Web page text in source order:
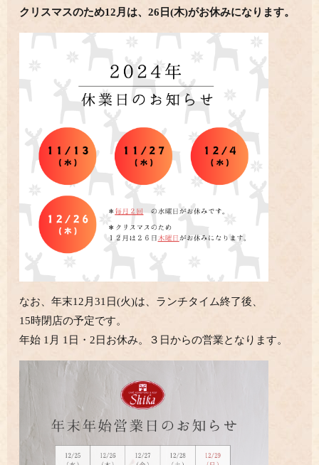
クリスマスのため12月は、26日(木)がお休みになります。
なお、年末12月31日(火)は、ランチタイム終了後、
15時閉店の予定です。
年始 1月 1日・2日お休み。３日からの営業となります。